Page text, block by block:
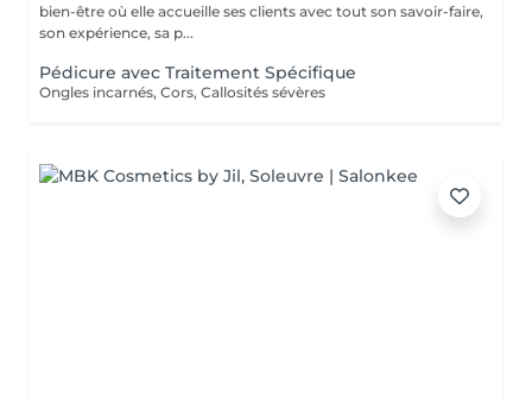
bien-être où elle accueille ses clients avec tout son savoir-faire,
son expérience, sa p...
Pédicure avec Traitement Spécifique
Ongles incarnés, Cors, Callosités sévères